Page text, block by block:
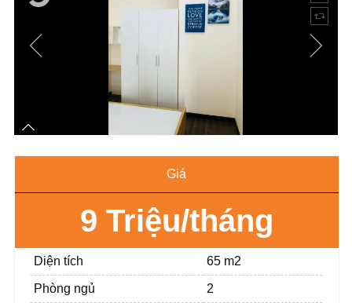
Giá
9 Triệu/tháng
Diện tích 65 m2
Phòng ngủ 2